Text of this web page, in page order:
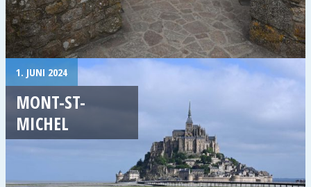
1. JUNI 2024
MONT-ST-
MICHEL